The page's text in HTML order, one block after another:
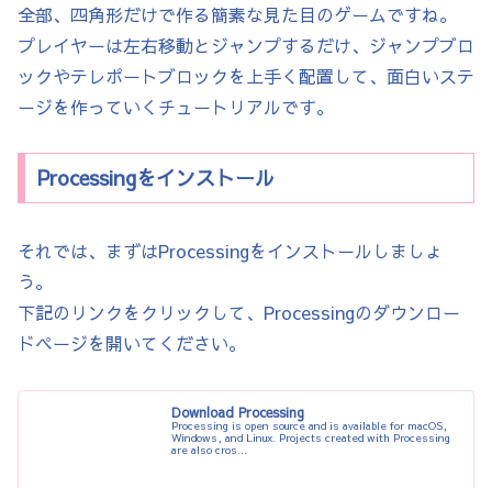
全部、四角形だけで作る簡素な見た目のゲームですね。
プレイヤーは左右移動とジャンプするだけ、ジャンプブロ
ックやテレポートブロックを上手く配置して、面白いステ
ージを作っていくチュートリアルです。
Processingをインストール
それでは、まずはProcessingをインストールしましょ
う。
下記のリンクをクリックして、Processingのダウンロー
ドページを開いてください。
Download Processing
Processing is open source and is available for macOS,
Windows, and Linux. Projects created with Processing
are also cros...